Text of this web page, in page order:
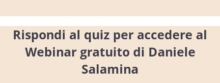
Rispondi al quiz per accedere al
Webinar gratuito di Daniele
Salamina